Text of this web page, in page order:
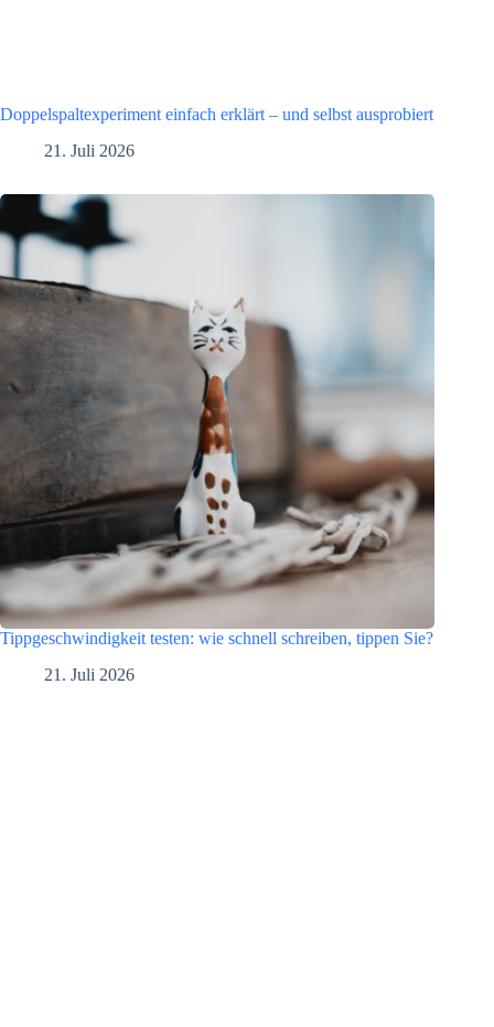
Doppelspaltexperiment einfach erklärt – und selbst ausprobiert
21. Juli 2026
Tippgeschwindigkeit testen: wie schnell schreiben, tippen Sie?
21. Juli 2026